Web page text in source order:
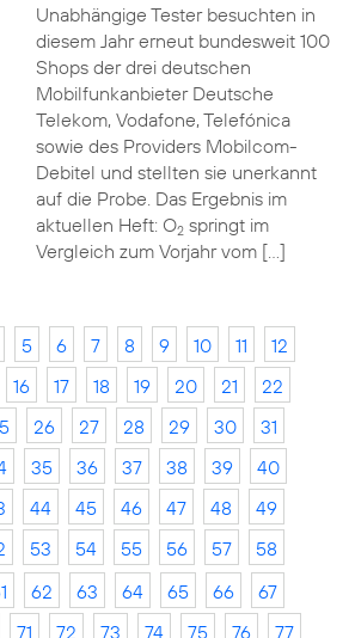
Unabhängige Tester besuchten in
diesem Jahr erneut bundesweit 100
Shops der drei deutschen
Mobilfunkanbieter Deutsche
Telekom, Vodafone, Telefónica
sowie des Providers Mobilcom-
Debitel und stellten sie unerkannt
auf die Probe. Das Ergebnis im
aktuellen Heft: O2springt im
Vergleich zum Vorjahr vom […]
5 6 7 8 9 10 11
12
16 17 18 19 20 21
22
26 27 28 29 30
31
35 36 37 38 39
40
44 45 46 47 48
49
53 54 55 56 57
58
62 63 64 65 66
67
71 72 73 74 75 76
77